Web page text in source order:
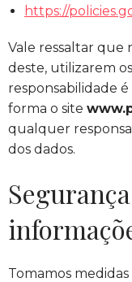
https://
Vale ressaltar que
deste, utilizarem
responsabilidade
forma o site
qualquer
dos dados.
Tomamos